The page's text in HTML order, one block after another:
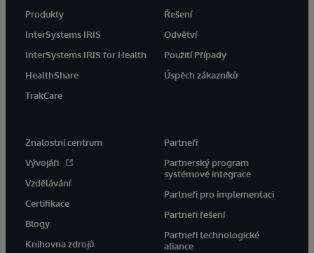
Produkty
InterSystems IRIS
InterSystems IRIS for Health
HealthShare
TrakCare
Řešení
Odvětví
Použití Případy
Úspěch zákazníků
Znalostní centrum
Vývojáři
Vzdělávání
Certifikace
Blogy
Knihovna zdrojů
Partneři
Partnerský program
systémové integrace
Partneři pro implementaci
Partneři řešení
Partneři technologické
aliance